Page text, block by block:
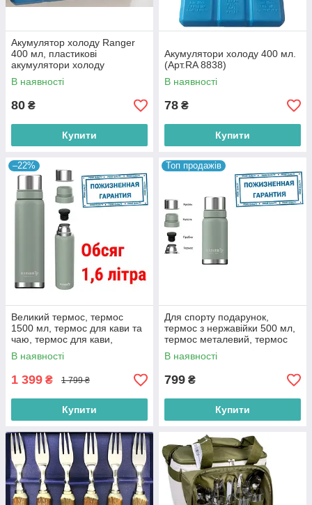
Акумулятор холоду Ranger
400 мл, пластикові
акумулятори холоду
В наявності
80 ₴
Купити
Акумулятори холоду 400 мл.
(Арт.RA 8838)
В наявності
78 ₴
Купити
–22%
Великий термос, термос
1500 мл, термос для кави та
чаю, термос для кави,
термос для чаю 1,6 літра,
термос металевий 1 5 л
В наявності
1 399 ₴ 1 799 ₴
Купити
Топ продажів
Для спорту подарунок,
термос з нержавійки 500 мл,
термос металевий, термос
для чаю 0,5 л, термос 500
мл, термос туристичний
В наявності
799 ₴
Купити